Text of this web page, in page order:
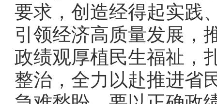
要求，创造经得起实践
引领经济高质量发展，
政绩观厚植民生福祉，
整治，全力以赴推进省